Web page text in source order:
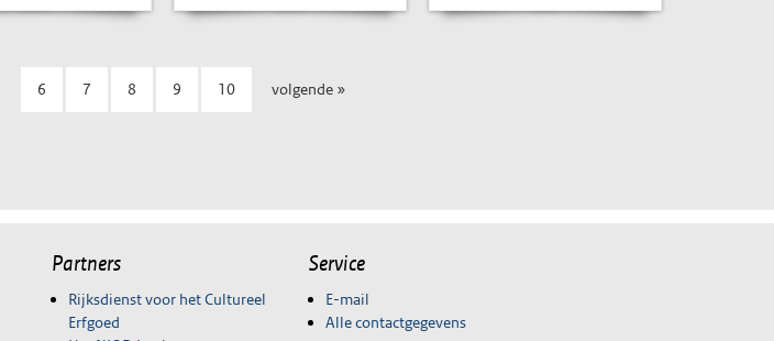
6 7 8 9 10 volgende »
Partners
Rijksdienst voor het Cultureel
Erfgoed
Service
E-mail
Alle contactgegevens